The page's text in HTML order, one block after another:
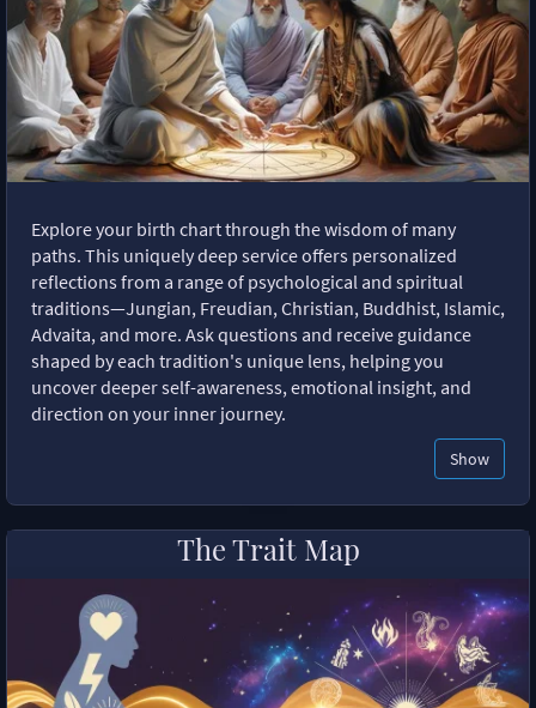
Explore your birth chart through the wisdom of many
paths. This uniquely deep service offers personalized
reflections from a range of psychological and spiritual
traditions—Jungian, Freudian, Christian, Buddhist, Islamic,
Advaita, and more. Ask questions and receive guidance
shaped by each tradition's unique lens, helping you
uncover deeper self-awareness, emotional insight, and
direction on your inner journey.
Show
The Trait Map